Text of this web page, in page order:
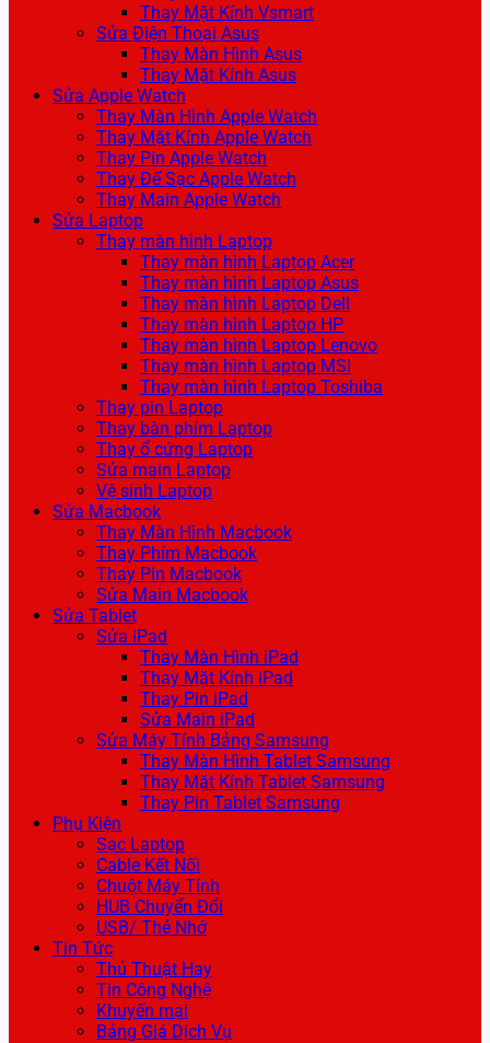
Thay Mặt Kính Vsmart
Sửa Điện Thoại Asus
Thay Màn Hình Asus
Thay Mặt Kính Asus
Sửa Apple Watch
Thay Màn Hình Apple Watch
Thay Mặt Kính Apple Watch
Thay Pin Apple Watch
Thay Đế Sạc Apple Watch
Thay Main Apple Watch
Sửa Laptop
Thay màn hình Laptop
Thay màn hình Laptop Acer
Thay màn hình Laptop Asus
Thay màn hình Laptop Dell
Thay màn hình Laptop HP
Thay màn hình Laptop Lenovo
Thay màn hình Laptop MSI
Thay màn hình Laptop Toshiba
Thay pin Laptop
Thay bàn phím Laptop
Thay ổ cứng Laptop
Sửa main Laptop
Vệ sinh Laptop
Sửa Macbook
Thay Màn Hình Macbook
Thay Phím Macbook
Thay Pin Macbook
Sửa Main Macbook
Sửa Tablet
Sửa iPad
Thay Màn Hình iPad
Thay Mặt Kính iPad
Thay Pin iPad
Sửa Main iPad
Sửa Máy Tính Bảng Samsung
Thay Màn Hình Tablet Samsung
Thay Mặt Kính Tablet Samsung
Thay Pin Tablet Samsung
Phụ Kiện
Sạc Laptop
Cable Kết Nối
Chuột Máy Tính
HUB Chuyển Đổi
USB/ Thẻ Nhớ
Tin Tức
Thủ Thuật Hay
Tin Công Nghệ
Khuyến mại
Bảng Giá Dịch Vụ